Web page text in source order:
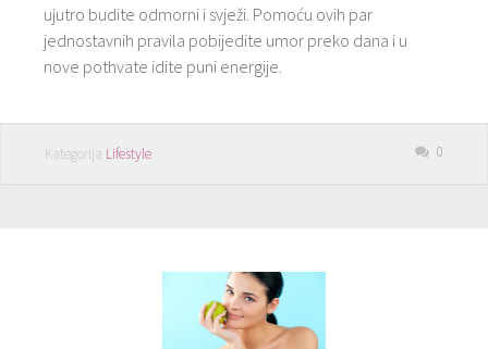
ujutro budite odmorni i svježi. Pomoću ovih par
jednostavnih pravila pobijedite umor preko dana i u
nove pothvate idite puni energije.
Kategorija Lifestyle 0